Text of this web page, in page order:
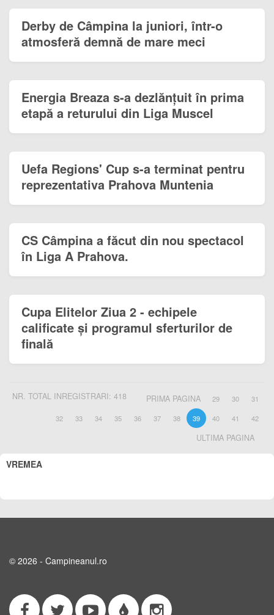
Derby de Câmpina la juniori, într-o
atmosferă demnă de mare meci
Energia Breaza s-a dezlănțuit în prima
etapă a returului din Liga Muscel
Uefa Regions' Cup s-a terminat pentru
reprezentativa Prahova Muntenia
CS Câmpina a făcut din nou spectacol
în Liga A Prahova.
Cupa Elitelor Ziua 2 - echipele
calificate și programul sferturilor de
finală
NR. TOTAL INREGISTRARI: 418 PRIMA PAGINA 29 30
31
32
33 34 35 36 37 38 39 40 41 42
ULTIMA PAGINA
VREMEA
© 2026 - Campineanul.ro